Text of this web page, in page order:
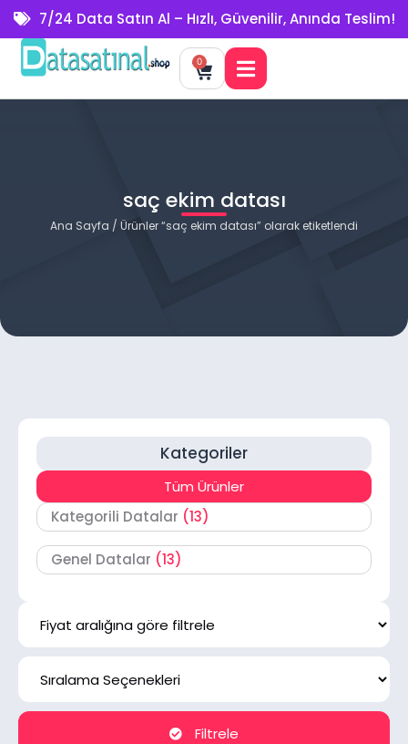
7/24 Data Satın Al – Hızlı, Güvenilir, Anında Teslim!
0
saç ekim datası
Ana Sayfa / Ürünler “saç ekim datası” olarak etiketlendi
Kategoriler
Tüm Ürünler
Kategorili Datalar (13)
Genel Datalar (13)
Filtrele